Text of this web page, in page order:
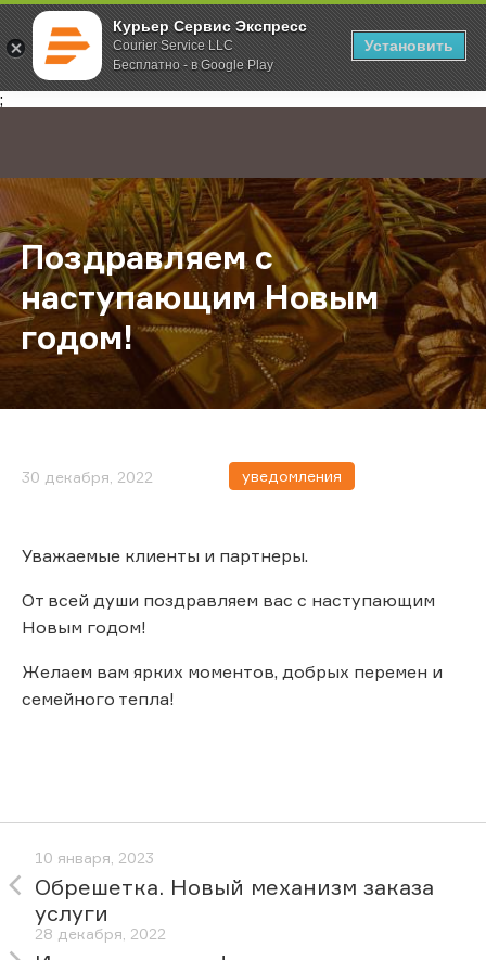
Курьер Сервис Экспресс
Courier Service LLC
Бесплатно - в Google Play
Установить
;
Главная О компании Новости Поздравляем с наступающим
Поздравляем с
наступающим Новым
годом!
30 декабря, 2022 уведомления
Уважаемые клиенты и партнеры.
От всей души поздравляем вас с наступающим
Новым годом!
Желаем вам ярких моментов, добрых перемен и
семейного тепла!
10 января, 2023
Обрешетка. Новый механизм заказа
услуги
28 декабря, 2022